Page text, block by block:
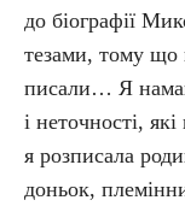
до біографії
тезами, тому що
писали… Я
і неточності,
я розписала
доньок,